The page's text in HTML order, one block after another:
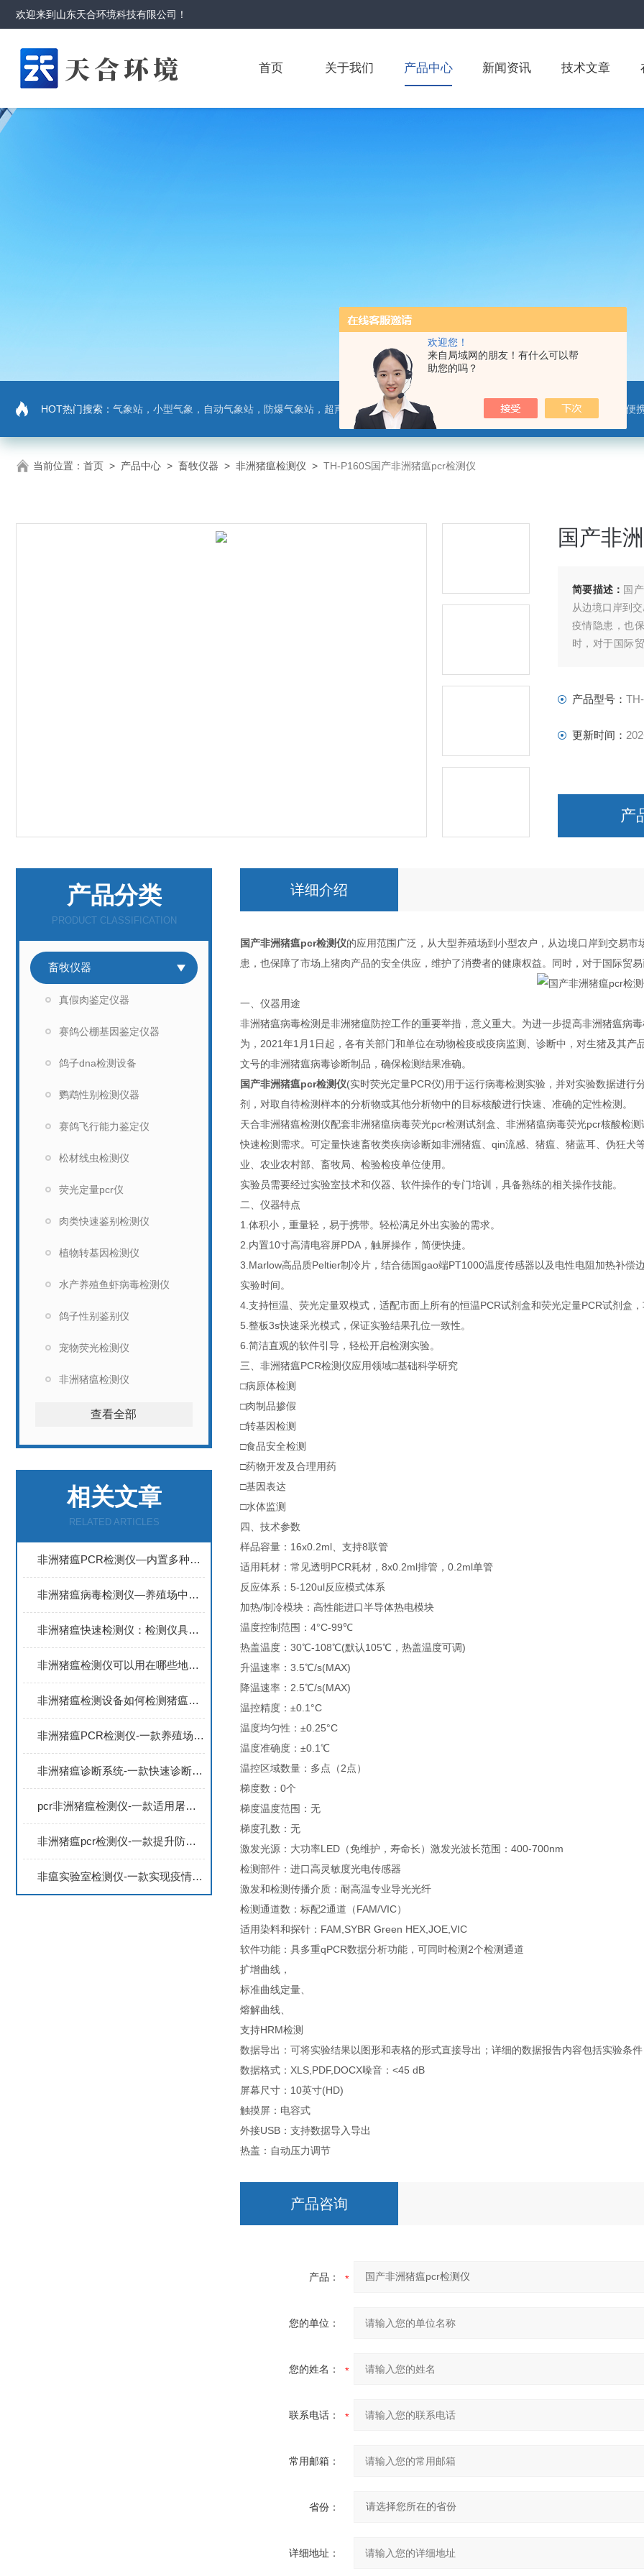
欢迎您！
来自局域网的朋友！有什么可以帮
助您的吗？
欢迎来到 山东天合环境科技有限公司 ！
首页 关于我们 产品中心 新闻资讯 技术文章
HOT热门搜索： 气象站，小型气象，自动气象站，防爆气象站，超声波气象站，土壤墒情监测站，负氧离子监测站，微气象传感器，便携气象站，手持气象站，水位监测站，智慧路灯传感器，智慧农业传感器，非洲猪瘟检测仪，动物疫病
当前位置： 首页 > 产品中心 > 畜牧仪器 > 非洲猪瘟检测仪 > TH-P160S国产非洲猪瘟pcr检测仪
国产非
简要描述： 国
从边境口岸到
疫情隐患，也
时，对于国际
产品型号：
更新时间：
产
产品分类
PRODUCT CLASSIFICATION
畜牧仪器
真假肉鉴定仪器
赛鸽公棚基因鉴定仪器
鸽子dna检测设备
鹦鹉性别检测仪器
赛鸽飞行能力鉴定仪
松材线虫检测仪
荧光定量pcr仪
肉类快速鉴别检测仪
植物转基因检测仪
水产养殖鱼虾病毒检测仪
鸽子性别鉴别仪
宠物荧光检测仪
非洲猪瘟检测仪
查看全部
相关文章
RELATED ARTICLES
非洲猪瘟PCR检测仪—内置多种检测程序，支持数据存储和打印输出
非洲猪瘟病毒检测仪—养殖场中该设备可用于日常疫情监测和疾病诊断
非洲猪瘟快速检测仪：检测仪具有快速检测的特点，准确检测出病毒的存在
非洲猪瘟检测仪可以用在哪些地方？如何保障猪肉产品安全
非洲猪瘟检测设备如何检测猪瘟病毒？还可以检测哪些畜牧类疾病？
非洲猪瘟PCR检测仪-一款养殖场日常抽检的非洲猪瘟检测仪2024顺丰包邮
非洲猪瘟诊断系统-一款快速诊断畜牧类疾病的非洲猪瘟快速筛查系统2024
pcr非洲猪瘟检测仪-一款适用屠宰环节的猪病检测仪器2024全+境+派+送
非洲猪瘟pcr检测仪-一款提升防控水平的实时荧光定量PCR系统2024全+境+派+送
非瘟实验室检测仪-一款实现疫情监控的4通道非洲猪瘟检测仪2024全+境+派+送
详细介绍
国产非洲猪瘟pcr检测仪的应用范围广泛，从大型养殖场到小型农户，从边境口岸到交易
患，也保障了市场上猪肉产品的安全供应，维护了消费者的健康权益。同时，对于国际贸
一、仪器用途
非洲猪瘟病毒检测是非洲猪瘟防控工作的重要举措，意义重大。为进一步提高非洲猪瘟病
为，2021年1月1日起，各有关部门和单位在动物检疫或疫病监测、诊断中，对生猪及其
文号的非洲猪瘟病毒诊断制品，确保检测结果准确。
国产非洲猪瘟pcr检测仪(实时荧光定量PCR仪)用于运行病毒检测实验，并对实验数据进
剂，对取自待检测样本的分析物或其他分析物中的目标核酸进行快速、准确的定性检测。
天合非洲猪瘟检测仪配套非洲猪瘟病毒荧光pcr检测试剂盒、非洲猪瘟病毒荧光pcr核酸检
快速检测需求。可定量快速畜牧类疾病诊断如非洲猪瘟、qin流感、猪瘟、猪蓝耳、伪狂
业、农业农村部、畜牧局、检验检疫单位使用。
实验员需要经过实验室技术和仪器、软件操作的专门培训，具备熟练的相关操作技能。
二、仪器特点
1.体积小，重量轻，易于携带。轻松满足外出实验的需求。
2.内置10寸高清电容屏PDA，触屏操作，简便快捷。
3.Marlow高品质Peltier制冷片，结合德国gao端PT1000温度传感器以及电性电阻加热补
实验时间。
4.支持恒温、荧光定量双模式，适配市面上所有的恒温PCR试剂盒和荧光定量PCR试剂盒
5.整板3s快速采光模式，保证实验结果孔位一致性。
6.简洁直观的软件引导，轻松开启检测实验。
三、非洲猪瘟PCR检测仪应用领域□基础科学研究
□病原体检测
□肉制品掺假
□转基因检测
□食品安全检测
□药物开发及合理用药
□基因表达
□水体监测
四、技术参数
样品容量：16x0.2ml、支持8联管
适用耗材：常见透明PCR耗材，8x0.2ml排管，0.2ml单管
反应体系：5-120ul反应模式体系
加热/制冷模块：高性能进口半导体热电模块
温度控制范围：4°C-99℃
热盖温度：30℃-108℃(默认105℃，热盖温度可调)
升温速率：3.5℃/s(MAX)
降温速率：2.5℃/s(MAX)
温控精度：±0.1°C
温度均匀性：±0.25°C
温度准确度：±0.1℃
温控区域数量：多点（2点）
梯度数：0个
梯度温度范围：无
梯度孔数：无
激发光源：大功率LED（免维护，寿命长）激发光波长范围：400-700nm
检测部件：进口高灵敏度光电传感器
激发和检测传播介质：耐高温专业导光光纤
检测通道数：标配2通道（FAM/VIC）
适用染料和探针：FAM,SYBR Green HEX,JOE,VIC
软件功能：具多重qPCR数据分析功能，可同时检测2个检测通道
扩增曲线，
标准曲线定量、
熔解曲线、
支持HRM检测
数据导出：可将实验结果以图形和表格的形式直接导出；详细的数据报告内容包括实验条
数据格式：XLS,PDF,DOCX噪音：<45 dB
屏幕尺寸：10英寸(HD)
触摸屏：电容式
外接USB：支持数据导入导出
热盖：自动压力调节
产品咨询
产品：
您的单位：
您的姓名：
联系电话：
常用邮箱：
省份：
详细地址：